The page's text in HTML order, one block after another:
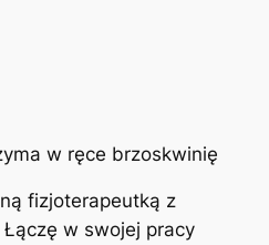
fizjoterapeutką z
w swojej pracy